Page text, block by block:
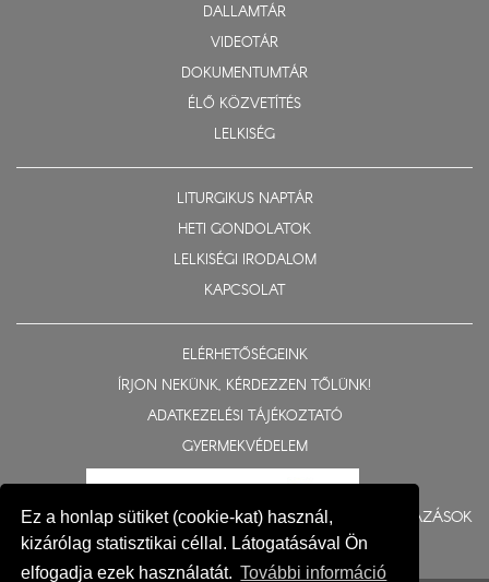
Ez a honlap sütiket (cookie-kat) használ,
kizárólag statisztikai céllal. Látogatásával Ön
elfogadja ezek használatát. További információ
DALLAMTÁR
VIDEOTÁR
DOKUMENTUMTÁR
ÉLŐ KÖZVETÍTÉS
LELKISÉG
LITURGIKUS NAPTÁR
HETI GONDOLATOK
LELKISÉGI IRODALOM
KAPCSOLAT
ELÉRHETŐSÉGEINK
ÍRJON NEKÜNK, KÉRDEZZEN TŐLÜNK!
ADATKEZELÉSI TÁJÉKOZTATÓ
GYERMEKVÉDELEM
BERUHÁZÁSOK